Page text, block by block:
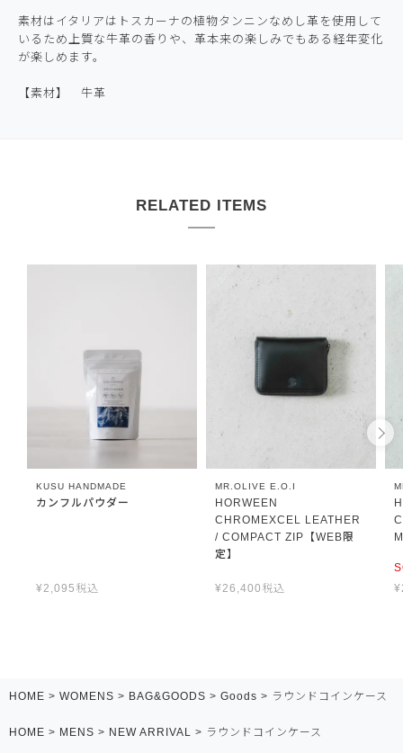
素材はイタリアはトスカーナの植物タンニンなめし革を使用して
いるため上質な牛革の香りや、革本来の楽しみでもある経年変化
が楽しめます。
【素材】 牛革
RELATED ITEMS
KUSU HANDMADE
カンフルパウダー
¥2,095 税込
MR.OLIVE E.O.I
HORWEEN
CHROMEXCEL LEATHER
/ COMPACT ZIP【WEB限
定】
¥26,400 税込
¥
HOME WOMENS BAG&GOODS Goods ラウンドコインケース
HOME MENS NEW ARRIVAL ラウンドコインケース